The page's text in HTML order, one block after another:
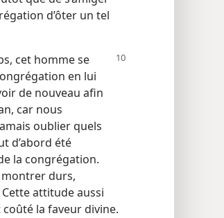
d’ôter un tel
cet homme se
en lui
de nouveau afin
car nous
oublier quels
d’abord été
la congrégation.
montrer durs,
attitude aussi
la faveur divine.